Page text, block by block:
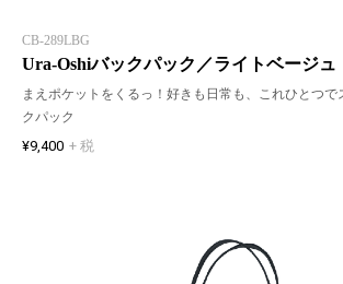
CB-289LBG
Ura-Oshiバックパック／ライトベージュ
まえポケットをくるっ！好きも日常も、これひとつで
クパック
¥9,400 + 税